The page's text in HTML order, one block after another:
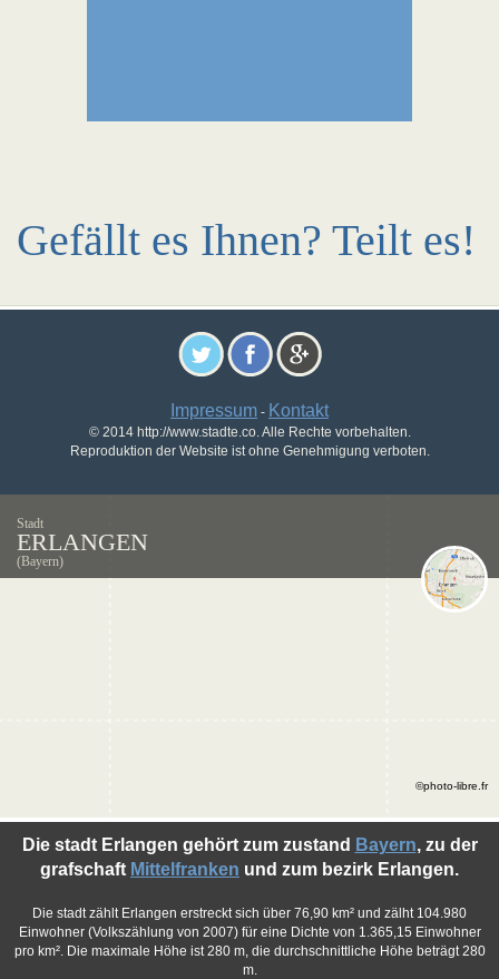
Gefällt es Ihnen? Teilt es!
Impressum - Kontakt
© 2014 http://www.stadte.co. Alle Rechte vorbehalten.
Reproduktion der Website ist ohne Genehmigung verboten.
Stadt
ERLANGEN
(Bayern)
Die stadt Erlangen gehört zum zustand Bayern, zu der
grafschaft Mittelfranken und zum bezirk Erlangen.
Die stadt zählt Erlangen erstreckt sich über 76,90 km² und zälht 104.980
Einwohner (Volkszählung von 2007) für eine Dichte von 1.365,15 Einwohner
pro km². Die maximale Höhe ist 280 m, die durchschnittliche Höhe beträgt 280
m.
©photo-libre.fr